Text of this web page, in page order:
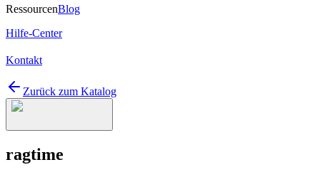
RessourcenBlog
Hilfe-Center
Kontakt
Zurück zum Katalog
ragtime